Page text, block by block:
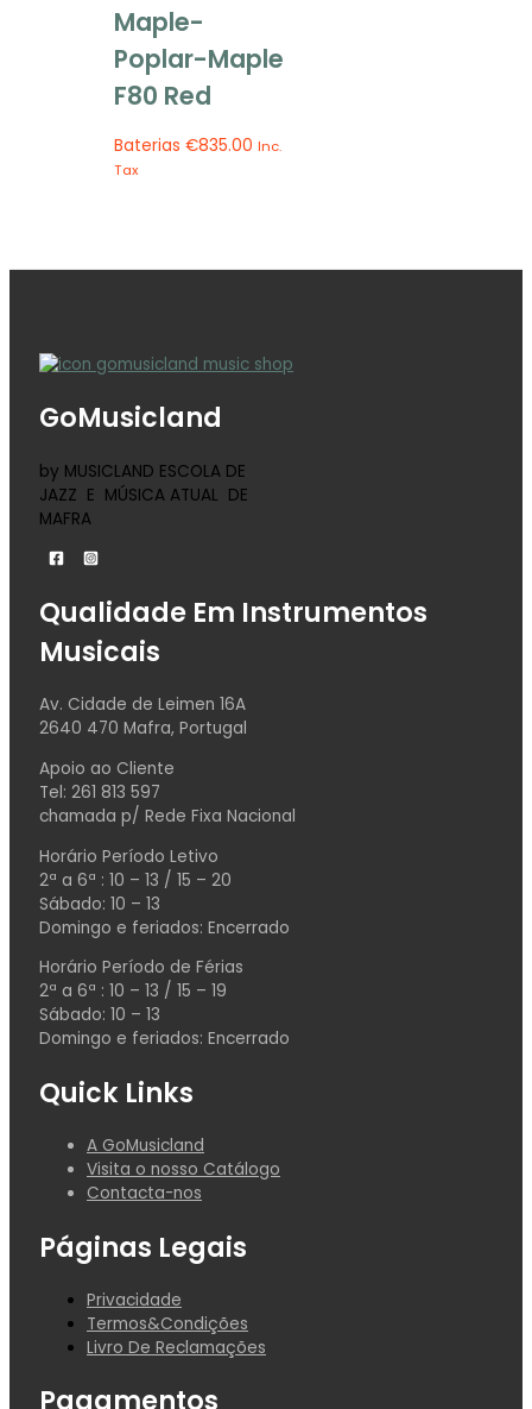
Maple-
Poplar-Maple
F80 Red
Baterias€835.00 Inc.
Tax
GoMusicland
by MUSICLAND ESCOLA DE
JAZZ E MÚSICA ATUAL DE
MAFRA
Qualidade Em Instrumentos
Musicais
Av. Cidade de Leimen 16A
2640 470 Mafra, Portugal
Apoio ao Cliente
Tel: 261 813 597
chamada p/ Rede Fixa Nacional
Horário Período Letivo
2ª a 6ª : 10 – 13 / 15 – 20
Sábado: 10 – 13
Domingo e feriados: Encerrado
Horário Período de Férias
2ª a 6ª : 10 – 13 / 15 – 19
Sábado: 10 – 13
Domingo e feriados: Encerrado
Quick Links
A GoMusicland
Visita o nosso Catálogo
Contacta-nos
Páginas Legais
Privacidade
Termos&Condições
Livro De Reclamações